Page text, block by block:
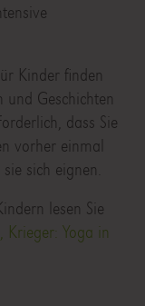
Kinder finden
und Geschichten
dass Sie
vorher einmal
sich eignen.
lesen Sie
Krieger: Yoga in